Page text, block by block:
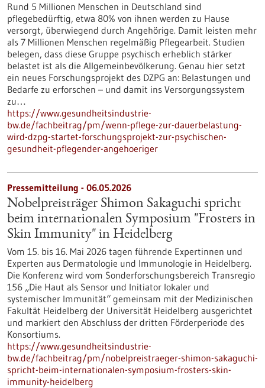
Rund 5 Millionen Menschen in Deutschland sind
pflegebedürftig, etwa 80% von ihnen werden zu Hause
versorgt, überwiegend durch Angehörige. Damit leisten mehr
als 7 Millionen Menschen regelmäßig Pflegearbeit. Studien
belegen, dass diese Gruppe psychisch erheblich stärker
belastet ist als die Allgemeinbevölkerung. Genau hier setzt
ein neues Forschungsprojekt des DZPG an: Belastungen und
Bedarfe zu erforschen – und damit ins Versorgungssystem
zu…
https://www.gesundheitsindustrie-
bw.de/fachbeitrag/pm/wenn-pflege-zur-dauerbelastung-
wird-dzpg-startet-forschungsprojekt-zur-psychischen-
gesundheit-pflegender-angehoeriger
Pressemitteilung - 06.05.2026
Nobelpreisträger Shimon Sakaguchi spricht
beim internationalen Symposium "Frosters in
Skin Immunity" in Heidelberg
Vom 15. bis 16. Mai 2026 tagen führende Expertinnen und
Experten aus Dermatologie und Immunologie in Heidelberg.
Die Konferenz wird vom Sonderforschungsbereich Transregio
156 „Die Haut als Sensor und Initiator lokaler und
systemischer Immunität“ gemeinsam mit der Medizinischen
Fakultät Heidelberg der Universität Heidelberg ausgerichtet
und markiert den Abschluss der dritten Förderperiode des
Konsortiums.
https://www.gesundheitsindustrie-
bw.de/fachbeitrag/pm/nobelpreistraeger-shimon-sakaguchi-
spricht-beim-internationalen-symposium-frosters-skin-
immunity-heidelberg